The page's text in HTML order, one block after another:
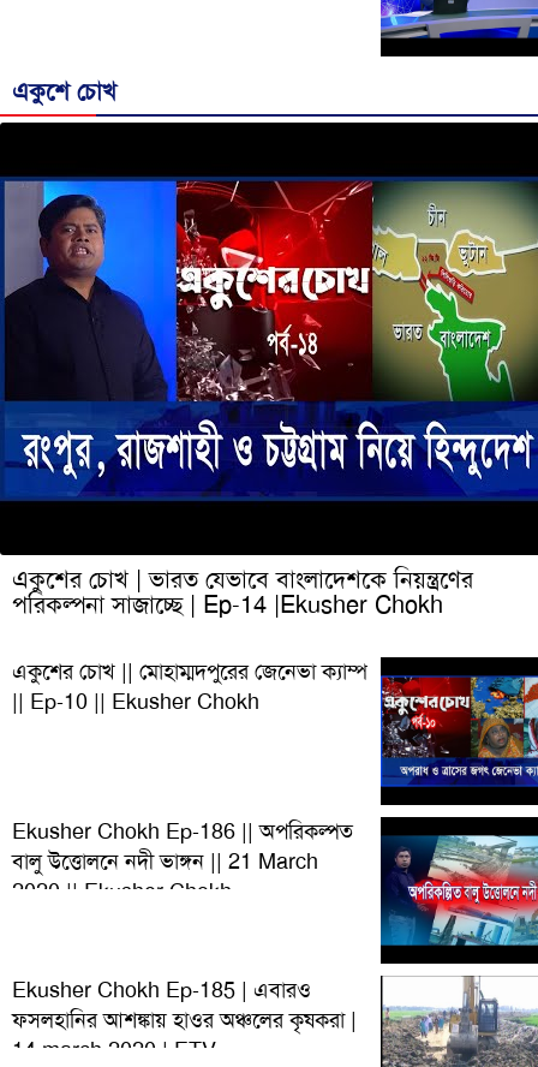
একুশে চোখ
একুশের চোখ | ভারত যেভাবে বাংলাদেশকে নিয়ন্ত্রণের
পরিকল্পনা সাজাচ্ছে | Ep-14 |Ekusher Chokh
একুশের চোখ || মোহাম্মদপুরের জেনেভা ক্যাম্প
|| Ep-10 || Ekusher Chokh
Ekusher Chokh Ep-186 || অপরিকল্পত
বালু উত্তোলনে নদী ভাঙ্গন || 21 March
2020 || Ekusher Chokh
Ekusher Chokh Ep-185 | এবারও
ফসলহানির আশঙ্কায় হাওর অঞ্চলের কৃষকরা |
14 march 2020 | ETV